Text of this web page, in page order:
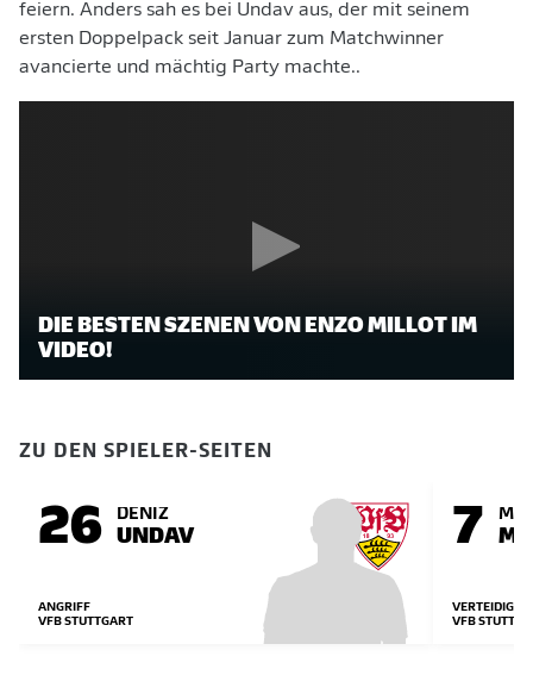
feiern. Anders sah es bei Undav aus, der mit seinem
ersten Doppelpack seit Januar zum Matchwinner
avancierte und mächtig Party machte..
DIE BESTEN SZENEN VON ENZO MILLOT IM
VIDEO!
ZU DEN SPIELER-SEITEN
26 DENIZ
UNDAV
ANGRIFF
VFB STUTTGART
7
VFB